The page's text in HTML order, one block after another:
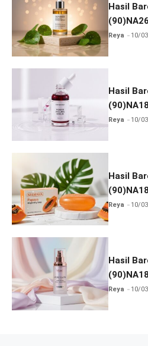
Hasil
dan Izin
Reya 10/
Hasil
dan Izin
Reya 10/
Hasil
dan Izin
Reya 10/
Hasil
BPOM
Reya 10/